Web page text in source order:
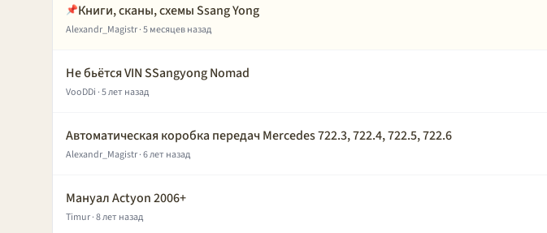
📌Книги, сканы, схемы Ssang Yong
Alexandr_Magistr· 5 месяцев назад
Не бьётся VIN SSangyong Nomad
VooDDi · 5 лет назад
Автоматическая коробка передач Mercedes 722.3, 722.4, 722.5, 722.6
Alexandr_Magistr· 6 лет назад
Мануал Actyon 2006+
Timur· 8 лет назад